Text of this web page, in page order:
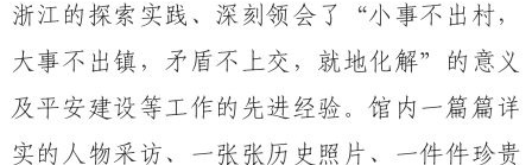
浙江的探索实践、 深刻领会了
“小事不出村，
大事不出镇，矛盾不上交，就地化解”的意义
及平安建设等工作的先进经验。馆内一篇篇详
实的人物采访、一张张历史照片、一件件珍贵